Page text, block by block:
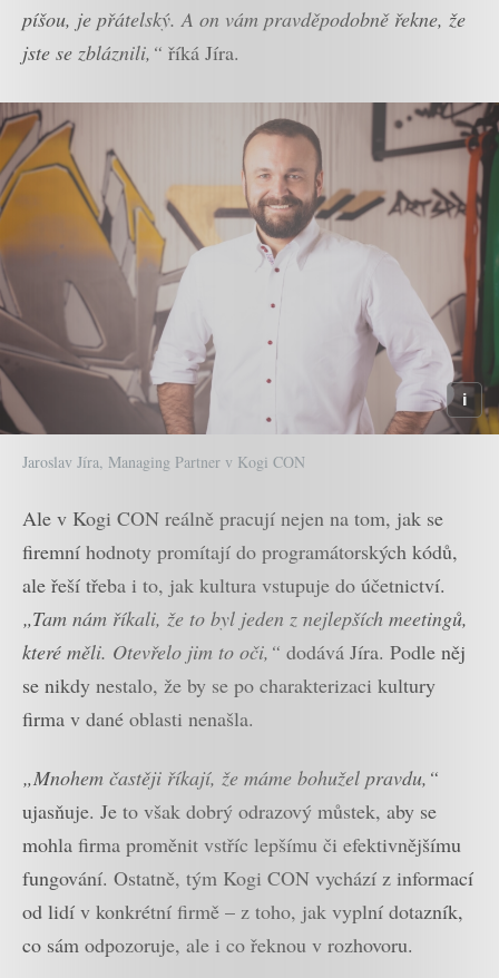
píšou, je přátelský. A on vám pravděpodobně řekne, že
jste se zbláznili,“ říká Jíra.
Jaroslav Jíra, Managing Partner v Kogi CON
Ale v Kogi CON reálně pracují nejen na tom, jak se
firemní hodnoty promítají do programátorských kódů,
ale řeší třeba i to, jak kultura vstupuje do účetnictví.
„Tam nám říkali, že to byl jeden z nejlepších meetingů,
které měli. Otevřelo jim to oči,“ dodává Jíra. Podle něj
se nikdy nestalo, že by se po charakterizaci kultury
firma v dané oblasti nenašla.
„Mnohem častěji říkají, že máme bohužel pravdu,“
ujasňuje. Je to však dobrý odrazový můstek, aby se
mohla firma proměnit vstříc lepšímu či efektivnějšímu
fungování. Ostatně, tým Kogi CON vychází z informací
od lidí v konkrétní firmě – z toho, jak vyplní dotazník,
co sám odpozoruje, ale i co řeknou v rozhovoru.